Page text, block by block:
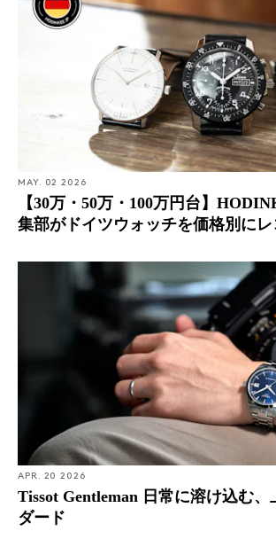
MAY. 02 2026
【30万・50万・100万円台】
集部がドイツウォッチを価格別にレ
APR. 20 2026
Tissot Gentleman 日常に溶け込む
ダード